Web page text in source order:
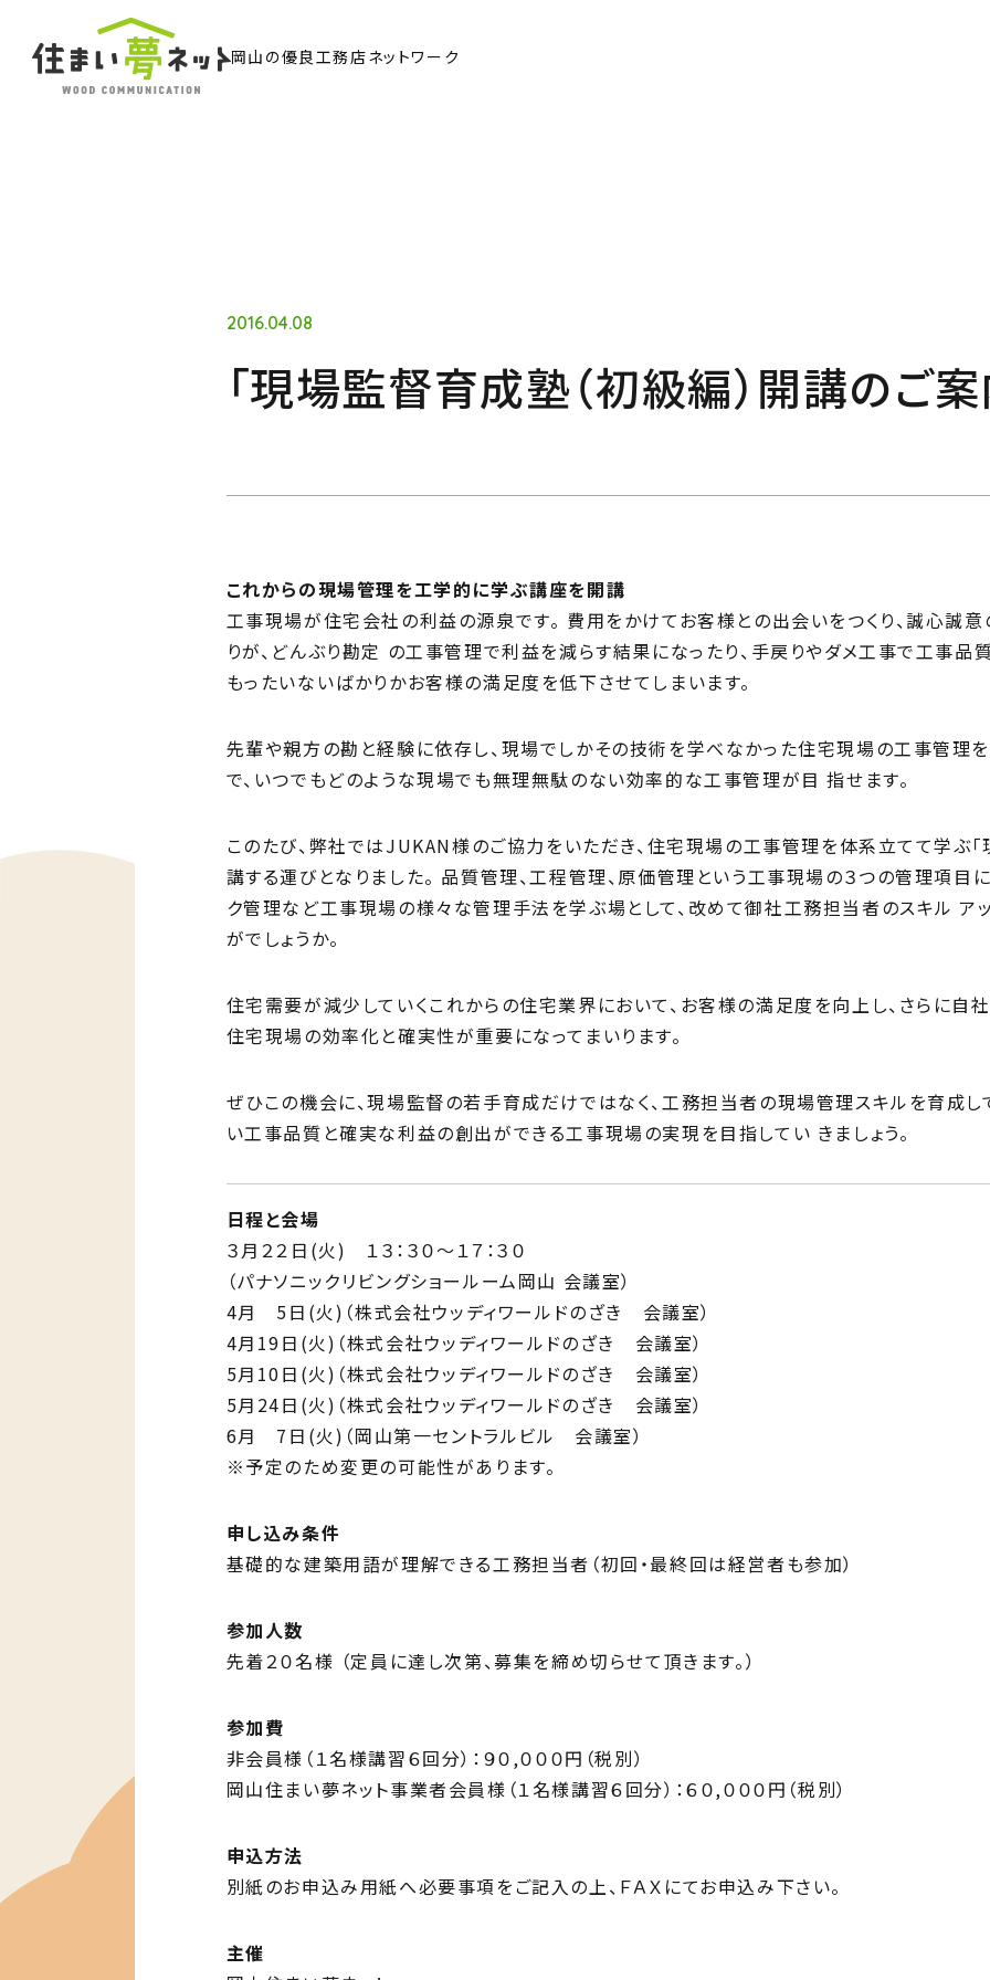
岡山の優良工務店ネットワーク
Concept
Philosophy
Members
住まい夢ネット加盟工務店
じ
2016.04.08
「現場監督育成塾（初級編）開講のご案
これからの現場管理を工学的に学ぶ講座を開講
工事現場が住宅会社の利益の源泉です。 費用をかけてお客様との出会いをつくり、誠心誠
りが、どんぶり勘定 の工事管理で利益を減らす結果になったり、手戻りやダメ工事で工事品
もったいないばかりかお客様の満足度を低下させてしまいます。
先輩や親方の勘と経験に依存し、現場でしかその技術を学べなかった住宅現場の工事管理
で、いつでもどのような現場でも無理無駄のない効率的な工事管理が目 指せます。
このたび、弊社ではJUKAN様のご協力をいただき、住宅現場の工事管理を体系立てて学ぶ「
講する運びとなりました。 品質管理、工程管理、原価管理という工事現場の３つの管理項目
ク管理など工事現場の様々な管理手法を学ぶ場として、改めて御社工務担当者のスキル ア
がでしょうか。
住宅需要が減少していくこれからの住宅業界において、お客様の満足度を向上し、さらに自
住宅現場の効率化と確実性が重要になってまいります。
ぜひこの機会に、現場監督の若手育成だけではなく、工務担当者の現場管理スキルを育成し
い工事品質と確実な利益の創出ができる工事現場の実現を目指してい きましょう。
日程と会場
３月２２日(火) １３：３０～１７：３０
（パナソニックリビングショールーム岡山 会議室）
4月 5日(火)（株式会社ウッディワールドのざき 会議室）
4月19日(火)（株式会社ウッディワールドのざき 会議室）
5月10日(火)（株式会社ウッディワールドのざき 会議室）
5月24日(火)（株式会社ウッディワールドのざき 会議室）
6月 7日(火)（岡山第一セントラルビル 会議室）
※予定のため変更の可能性があります。
申し込み条件
基礎的な建築用語が理解できる工務担当者（初回・最終回は経営者も参加）
参加人数
先着２０名様 （定員に達し次第、募集を締め切らせて頂きます。）
参加費
非会員様（１名様講習６回分）：９０,０００円（税別）
岡山住まい夢ネット事業者会員様（１名様講習６回分）：６０,０００円（税別）
申込方法
別紙のお申込み用紙へ必要事項をご記入の上、ＦＡＸにてお申込み下さい。
主催